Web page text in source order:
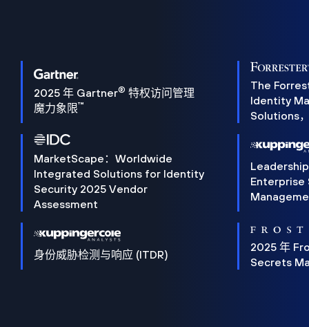
2025 年 Gartner® 特权访问管理
魔力象限™
The
Identity
Solutions
MarketScape：Worldwide
Integrated Solutions for Identity
Security 2025 Vendor
Assessment
Enterprise
身份威胁检测与响应 (ITDR)
2025 年
Secrets